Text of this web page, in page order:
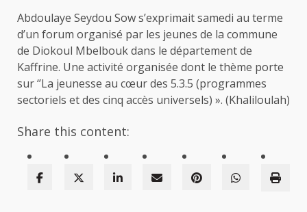
Abdoulaye Seydou Sow s’exprimait samedi au terme
d’un forum organisé par les jeunes de la commune
de Diokoul Mbelbouk dans le département de
Kaffrine. Une activité organisée dont le thème porte
sur ‘’La jeunesse au cœur des 5.3.5 (programmes
sectoriels et des cinq accès universels) ». (Khaliloulah)
Share this content: